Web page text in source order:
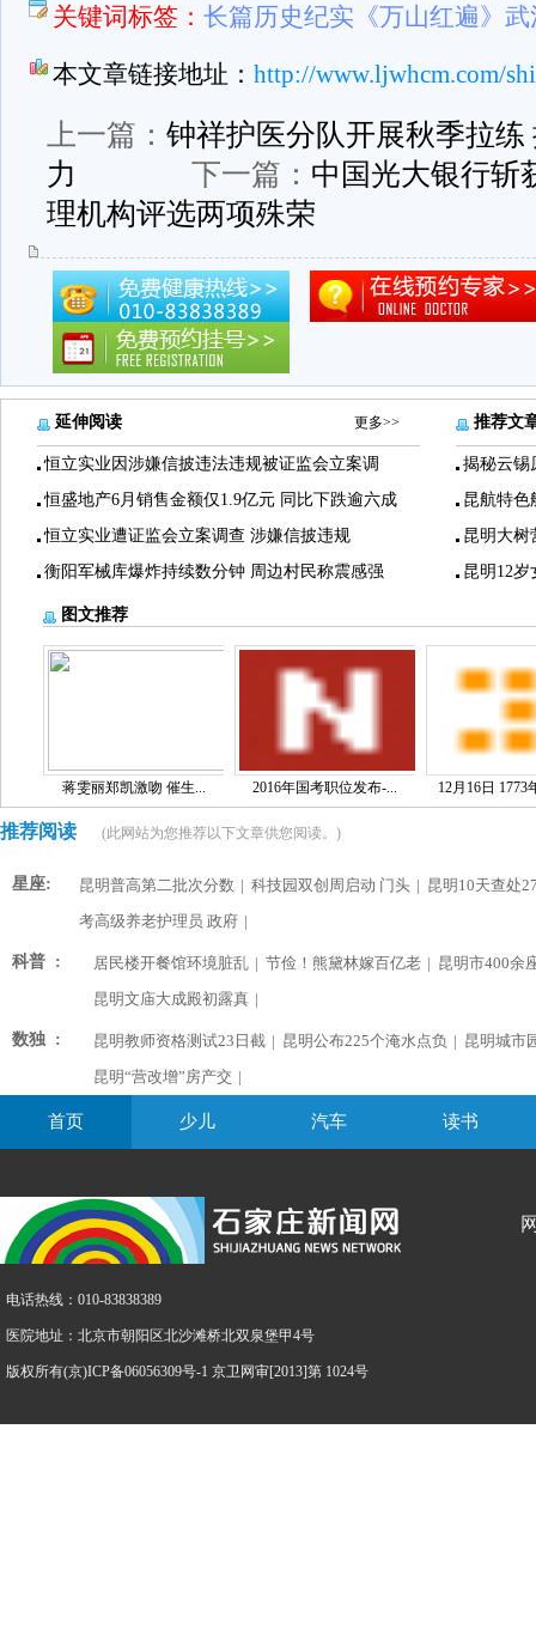
关键词标签： 长篇历史纪实《万山红遍》武
本文章链接地址： http://www.ljwhcm.com/
上一篇： 钟祥护医分队开展秋季拉练
力
下一篇： 中国光大银行斩
理机构评选两项殊荣
延伸阅读 更多>>
恒立实业因涉嫌信披违法违规被证监会立案调
恒盛地产6月销售金额仅1.9亿元 同比下跌逾六成
恒立实业遭证监会立案调查 涉嫌信披违规
衡阳军械库爆炸持续数分钟 周边村民称震感强
推荐文
揭秘云锡
昆航特色
昆明大树
昆明12
图文推荐
蒋雯丽郑凯激吻 催生... 2016年国考职位发布-... 12月16日 1773
推荐阅读 (此网站为您推荐以下文章供您阅读。)
星座: 昆明普高第二批次分数 | 科技园双创周启动 门头 | 昆明10天查处
考高级养老护理员 政府 |
科普 : 居民楼开餐馆环境脏乱 | 节俭！熊黛林嫁百亿老 | 昆明市400余
昆明文庙大成殿初露真 |
数独 : 昆明教师资格测试23日截 | 昆明公布225个淹水点负 | 昆明城市
昆明“营改增”房产交 |
首页 少儿 汽车 读书
电话热线：010-83838389
医院地址：北京市朝阳区北沙滩桥北双泉堡甲4号
版权所有(京)ICP备06056309号-1 京卫网审[2013]第 1024号